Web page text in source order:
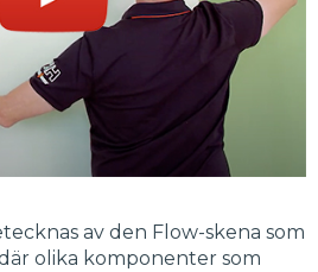
av den Flow-skena som
olika komponenter som